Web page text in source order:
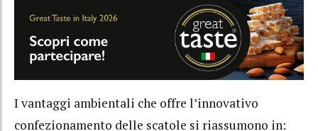
I vantaggi ambientali che offre l’innovativo
confezionamento delle scatole si riassumono in: